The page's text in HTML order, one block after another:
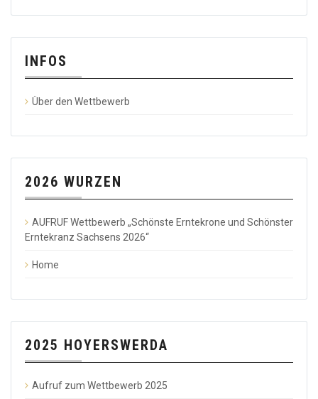
INFOS
Über den Wettbewerb
2026 WURZEN
AUFRUF Wettbewerb „Schönste Erntekrone und Schönster
Erntekranz Sachsens 2026“
Home
2025 HOYERSWERDA
Aufruf zum Wettbewerb 2025